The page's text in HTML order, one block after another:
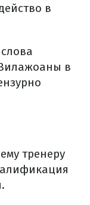
в
в
тренеру